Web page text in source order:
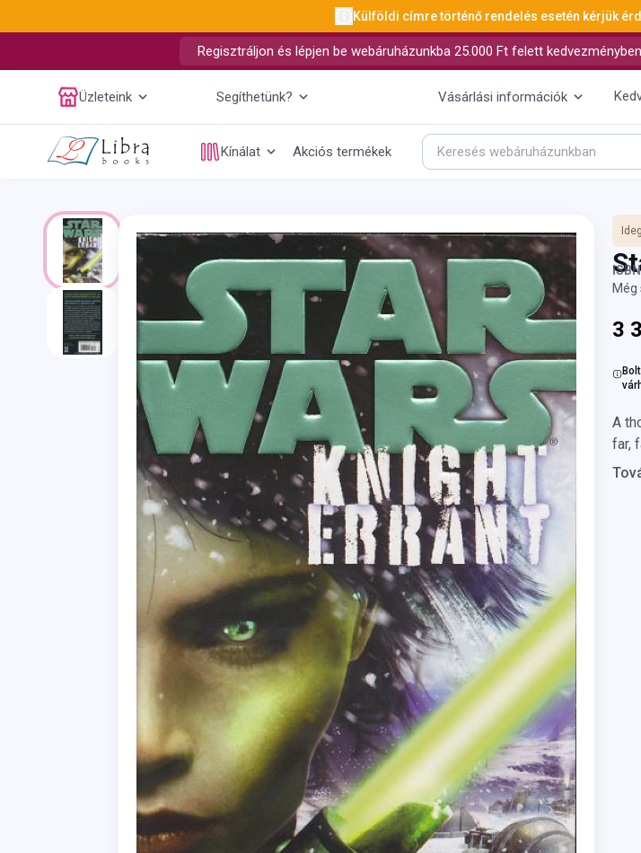
Külföldi címre történő rendelés esetén kérjük
Regisztráljon és lépjen be webáruházunkba 25.000 Ft felett
Üzleteink Segíthetünk? Vásárlási információk
Kínálat Akciós termékek
3
A
far,